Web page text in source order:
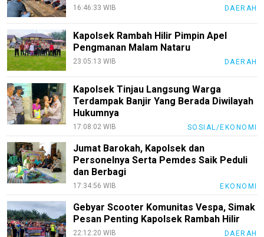
16:46:33 WIB DAERAH
Kapolsek Rambah Hilir Pimpin Apel
Pengmanan Malam Nataru
23:05:13 WIB DAERAH
Kapolsek Tinjau Langsung Warga
Terdampak Banjir Yang Berada Diwilayah
Hukumnya
17:08:02 WIB SOSIAL/EKONOMI
Jumat Barokah, Kapolsek dan
Personelnya Serta Pemdes Saik Peduli
dan Berbagi
17:34:56 WIB EKONOMI
Gebyar Scooter Komunitas Vespa, Simak
Pesan Penting Kapolsek Rambah Hilir
22:12:20 WIB DAERAH